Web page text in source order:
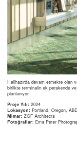
Halihazırda devam etmekte olan
birlikte terminalin ek perakende
planlanıyor.
Proje Yılı: 2024
Lokasyon: Portland, Oregon, ABD
Mimar: ZGF Architects
Fotoğraflar: Ema Peter